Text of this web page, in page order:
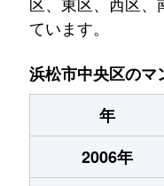
ています。
浜松市中央区のマ
年
2006年